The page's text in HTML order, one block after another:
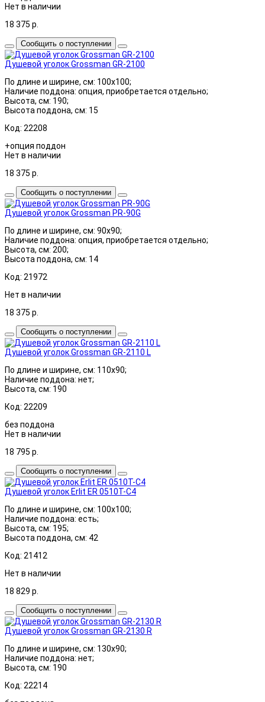
Нет в наличии
18 375 р.
Сообщить о поступлении
Душевой уголок Grossman GR-2100
По длине и ширине, см: 100x100;
Наличие поддона: опция, приобретается отдельно;
Высота, см: 190;
Высота поддона, см: 15
Код: 22208
+опция поддон
Нет в наличии
18 375 р.
Сообщить о поступлении
Душевой уголок Grossman PR-90G
По длине и ширине, см: 90x90;
Наличие поддона: опция, приобретается отдельно;
Высота, см: 200;
Высота поддона, см: 14
Код: 21972
Нет в наличии
18 375 р.
Сообщить о поступлении
Душевой уголок Grossman GR-2110 L
По длине и ширине, см: 110x90;
Наличие поддона: нет;
Высота, см: 190
Код: 22209
без поддона
Нет в наличии
18 795 р.
Сообщить о поступлении
Душевой уголок Erlit ER 0510T-C4
По длине и ширине, см: 100x100;
Наличие поддона: есть;
Высота, см: 195;
Высота поддона, см: 42
Код: 21412
Нет в наличии
18 829 р.
Сообщить о поступлении
Душевой уголок Grossman GR-2130 R
По длине и ширине, см: 130x90;
Наличие поддона: нет;
Высота, см: 190
Код: 22214